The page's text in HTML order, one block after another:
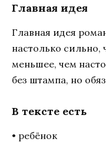
Главная идея
Главная идея
настолько сильно,
меньшее, чем
без штампа, но
В тексте есть
• ребёнок